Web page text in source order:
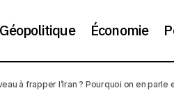
Géopolitique Économie
Géopolitique Les États-Unis se
et comment cela
à frapper l’Iran ? Pourquoi on en